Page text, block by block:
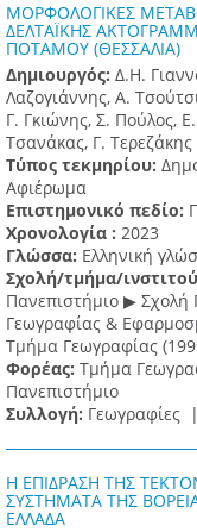
ΜΟΡΦΟΛΟΓΙΚΕΣ
ΔΕΛΤΑΪΚΗΣ
ΠΟΤΑΜΟΥ (ΘΕΣΣΑΛΙΑ)
Δημιουργός: Δ.Η.
Λαζογιάννης, Α.
Γ. Γκιώνης, Σ. Πούλος,
Τσανάκας, Γ. Τερεζάκης
Τύπος τεκμηρίου:
Αφιέρωμα
Επιστημονικό πεδίο:
Χρονολογία : 2023
Γλώσσα: Ελληνική
Σχολή/τμήμα/
Πανεπιστήμιο ▶ Σχολή
Γεωγραφίας &
Τμήμα Γεωγραφίας
Φορέας: Τμήμα
Πανεπιστήμιο
Συλλογή: Γεωγραφίες |
Η ΕΠΙΔΡΑΣΗ ΤΗΣ
ΣΥΣΤΗΜΑΤΑ ΤΗΣ
ΕΛΛΑΔΑ